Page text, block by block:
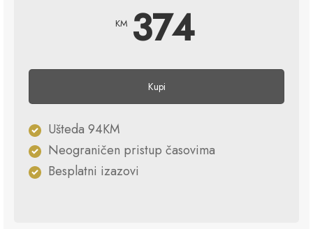
KM 374
Kupi
Ušteda 94KM
Neograničen pristup časovima
Besplatni izazovi